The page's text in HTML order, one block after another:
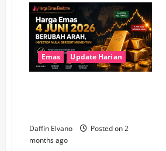
Emas
Terbaru
Naik
Turun
Tipis,
Peluang
atau
Risiko
bagi
Emas Update Harian
Daffin Elvano
Posted on 2
months ago